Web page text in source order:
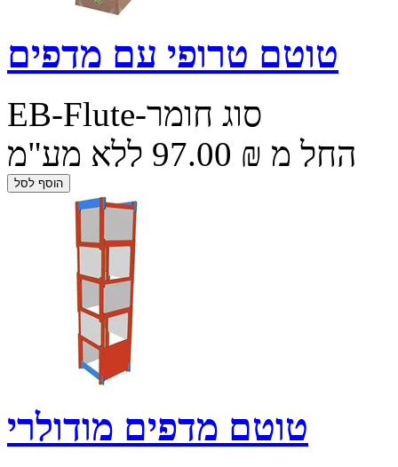
טוטם טרופי עם מדפים
EB-Flute-סוג חומר
החל מ ₪ 97.00 ללא מע"מ
טוטם מדפים מודולרי